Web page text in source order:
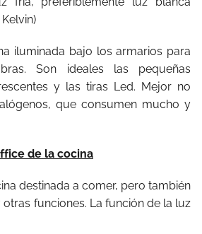
iluminada bajo los armarios para
Son ideales las pequeñas
y las tiras Led. Mejor no
que consumen mucho y
de la cocina
destinada a comer, pero también
funciones. La función de la luz